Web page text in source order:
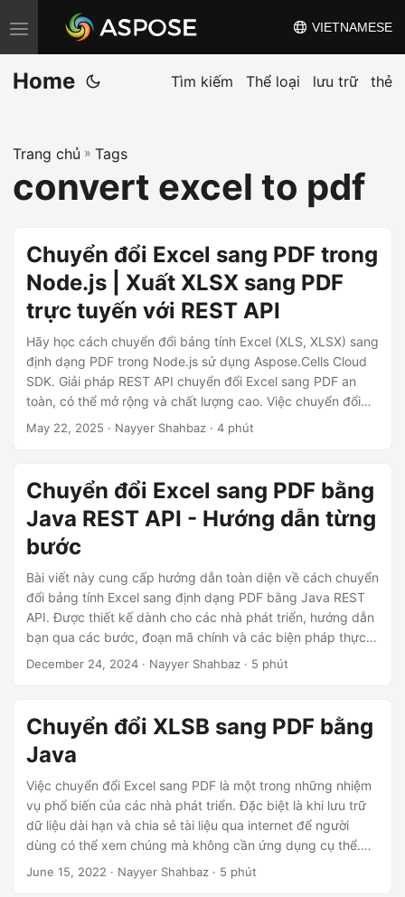
C
h
u
n
đ
ề
h
ư
ớ
VIETNAMESE
Home Tìm kiếm Thể loại lưu trữ thẻ
Trang chủ » Tags
convert excel to pdf
Chuyển đổi Excel sang PDF trong
Node.js | Xuất XLSX sang PDF
trực tuyến với REST API
Hãy học cách chuyển đổi bảng tính Excel (XLS, XLSX) sang
định dạng PDF trong Node.js sử dụng Aspose.Cells Cloud
SDK. Giải pháp REST API chuyển đổi Excel sang PDF an
toàn, có thể mở rộng và chất lượng cao. Việc chuyển đổi
Excel XLSX sang PDF dễ dàng và đơn giản bằng cách sử
May 22, 2025 · Nayyer Shahbaz · 4 phút
Chuyển đổi Excel sang PDF bằng
Java REST API - Hướng dẫn từng
bước
Bài viết này cung cấp hướng dẫn toàn diện về cách chuyển
đổi bảng tính Excel sang định dạng PDF bằng Java REST
API. Được thiết kế dành cho các nhà phát triển, hướng dẫn
bạn qua các bước, đoạn mã chính và các biện pháp thực
hành tốt nhất để đơn giản hóa các tác vụ chuyển đổi tệp
December 24, 2024 · Nayyer Shahbaz · 5 phút
Chuyển đổi XLSB sang PDF bằng
Java
Việc chuyển đổi Excel sang PDF là một trong những nhiệm
vụ phổ biến của các nhà phát triển. Đặc biệt là khi lưu trữ
dữ liệu dài hạn và chia sẻ tài liệu qua internet để người
dùng có thể xem chúng mà không cần ứng dụng cụ thể.
Aspose.Cells Cloud là một API dựa trên đám mây, nơi các
June 15, 2022 · Nayyer Shahbaz · 5 phút